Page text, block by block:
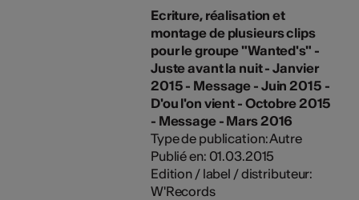
Ecriture, réalisation et
montage de plusieurs clips
pour le groupe "Wanted's" -
Juste avant la nuit - Janvier
2015 - Message - Juin 2015 -
D'ou l'on vient - Octobre 2015
- Message - Mars 2016
Type de publication: Autre
Publié en: 01.03.2015
Edition / label / distributeur:
W'Records